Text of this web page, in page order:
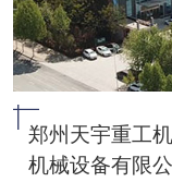
郑州天宇重工
机械设备有限